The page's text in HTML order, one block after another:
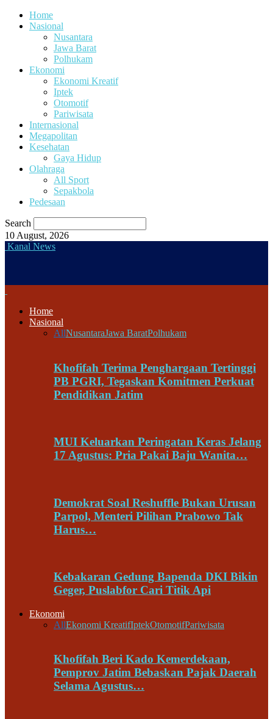
Home
Nasional
Nusantara
Jawa Barat
Polhukam
Ekonomi
Ekonomi Kreatif
Iptek
Otomotif
Pariwisata
Internasional
Megapolitan
Kesehatan
Gaya Hidup
Olahraga
All Sport
Sepakbola
Pedesaan
Search
10 August, 2026
Kanal News
Home
Nasional
AllNusantaraJawa BaratPolhukam
Khofifah Terima Penghargaan Tertinggi
PB PGRI, Tegaskan Komitmen Perkuat
Pendidikan Jatim
MUI Keluarkan Peringatan Keras Jelang
17 Agustus: Pria Pakai Baju Wanita…
Demokrat Soal Reshuffle Bukan Urusan
Parpol, Menteri Pilihan Prabowo Tak
Harus…
Kebakaran Gedung Bapenda DKI Bikin
Geger, Puslabfor Cari Titik Api
Ekonomi
AllEkonomi KreatifIptekOtomotifPariwisata
Khofifah Beri Kado Kemerdekaan,
Pemprov Jatim Bebaskan Pajak Daerah
Selama Agustus…